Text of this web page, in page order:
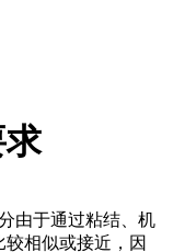
由于通过粘结、机
相似或接近，因